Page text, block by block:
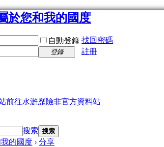
自動登錄 找回密碼
登錄
註冊
前往水滸歷險非官方資料站
搜索 搜索
的國度 › 分享